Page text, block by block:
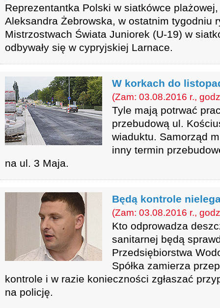
Reprezentantka Polski w siatkówce
Aleksandra Żebrowska, w ostatnim tygodniu
Mistrzostwach Świata Juniorek (U-19) w
odbywały się w cypryjskiej Larnace.
W korkach do
(Zam: 03.08.2016 r.,
Tyle mają potrwać
przebudową ul.
wiaduktu. Samorząd
inny termin
na ul. 3 Maja.
Będą kontrole
(Zam: 03.08.2016 r.,
Kto odprowadza
sanitarnej będą
Przedsiębiorstwa
Spółka zamierza
kontrole i w razie konieczności zgłaszać
na policję.